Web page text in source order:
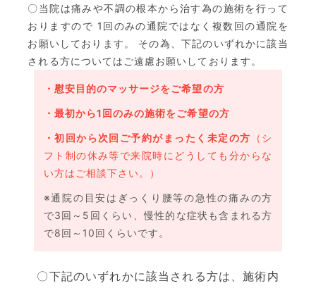
〇当院は痛みや不調の根本から治す為の施術を行って
おりますので 1回のみの通院ではなく複数回の通院を
お願いしております。
その為、下記のいずれかに該当
される方についてはご遠慮お願いしております。
・慰安目的のマッサージをご希望の方
・最初から1回のみの施術をご希望の方
・初回から次回ご予約がまったく未定の方
（シ
フト制の休み等で来院時にどうしても分からな
い方はご相談下さい。）
※通院の目安はぎっくり腰等の急性の痛みの方
で3回～5回くらい、慢性的な症状も含まれる方
で8回～10回くらいです。
〇下記のいずれかに該当される方は、施術内